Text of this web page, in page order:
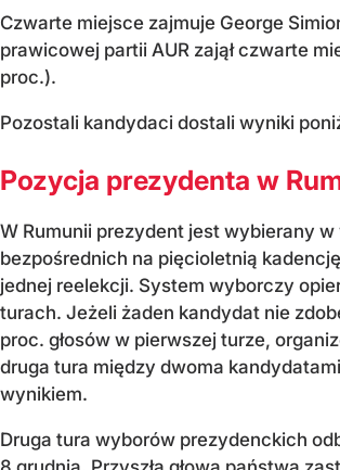
Czwarte miejsce zajmuje George
prawicowej partii AUR zajął czwarte
proc.).
Pozostali kandydaci dostali wyniki
Pozycja prezydenta w
W Rumunii prezydent jest wybierany
bezpośrednich na pięcioletnią
jednej reelekcji. System wyborczy
turach. Jeżeli żaden kandydat nie
proc. głosów w pierwszej turze,
druga tura między dwoma
wynikiem.
Druga tura wyborów prezydenckich